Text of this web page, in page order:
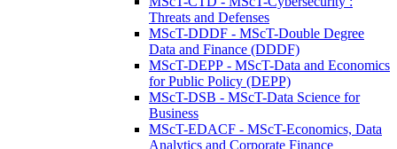
Threats and Defenses
MScT-DDDF - MScT-Double Degree
Data and Finance (DDDF)
MScT-DEPP - MScT-Data and Economics
for Public Policy (DEPP)
MScT-DSB - MScT-Data Science for
Business
MScT-EDACF - MScT-Economics, Data
Analytics and Corporate Finance